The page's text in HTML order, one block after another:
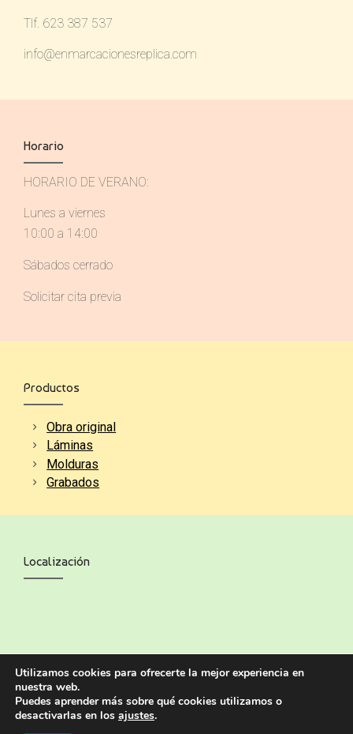
Tlf. 623 387 537
info@enmarcacionesreplica.com
Horario
HORARIO DE VERANO:
Lunes a viernes
10:00 a 14:00
Sábados cerrado
Solicitar cita previa
Productos
Obra original
Láminas
Molduras
Grabados
Localización
Utilizamos cookies para ofrecerte la mejor experiencia en
nuestra web.
Puedes aprender más sobre qué cookies utilizamos o
desactivarlas en los ajustes.